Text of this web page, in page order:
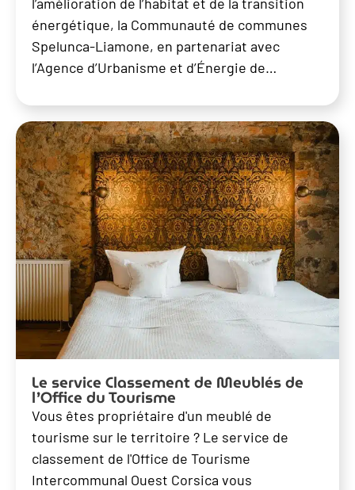
énergétique, la Communauté de communes
Spelunca-Liamone, en partenariat avec
l’Agence d’Urbanisme et d’Énergie de…
Le service Classement de Meublés de
l’Office du Tourisme
Vous êtes propriétaire d'un meublé de
tourisme sur le territoire ? Le service de
classement de l'Office de Tourisme
Intercommunal Ouest Corsica vous